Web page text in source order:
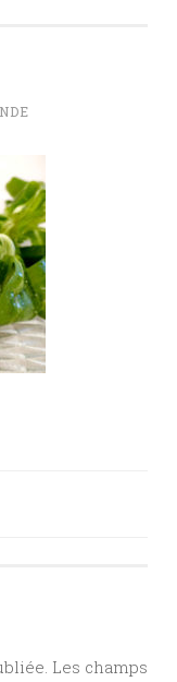
Les champs